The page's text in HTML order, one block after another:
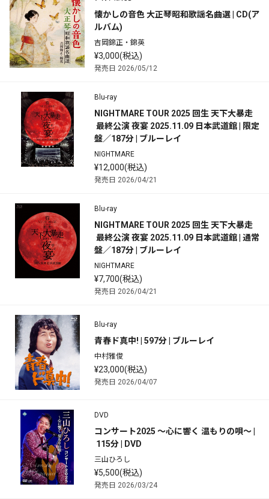
懐かしの音色 大正琴昭和歌謡名曲選 | CD(ア
ルバム)
吉岡錦正・錦英
¥3,000(税込)
発売日 2026/05/12
Blu-ray
NIGHTMARE TOUR 2025 回生 天下大暴走
最終公演 夜宴 2025.11.09 日本武道館 | 限定
盤／187分 | ブルーレイ
NIGHTMARE
¥12,000(税込)
発売日 2026/04/21
Blu-ray
NIGHTMARE TOUR 2025 回生 天下大暴走
最終公演 夜宴 2025.11.09 日本武道館 | 通常
盤／187分 | ブルーレイ
NIGHTMARE
¥7,700(税込)
発売日 2026/04/21
Blu-ray
青春ド真中! | 597分 | ブルーレイ
中村雅俊
¥23,000(税込)
発売日 2026/04/07
DVD
コンサート2025 ～心に響く 温もりの唄～ |
115分 | DVD
三山ひろし
¥5,500(税込)
発売日 2026/03/24